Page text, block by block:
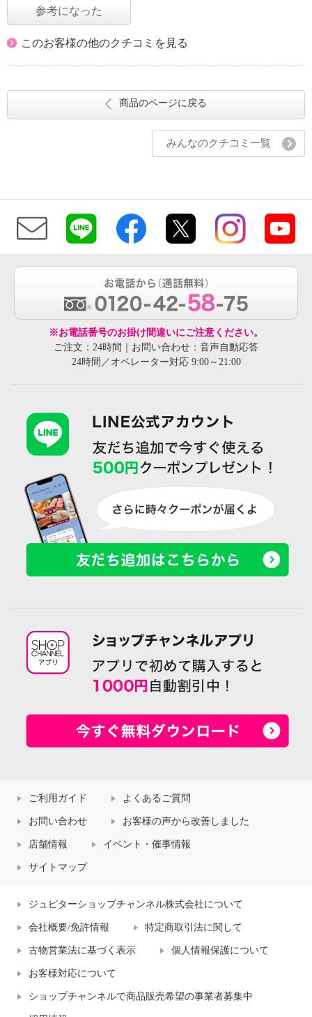
参考になった
このお客様の他のクチコミを見る
商品のページに戻る
みんなのクチコミ一覧
※お電話番号のお掛け間違いにご注意ください。
ご注文：24時間｜お問い合わせ：音声自動応答
24時間／オペレーター対応 9:00～21:00
ご利用ガイド よくあるご質問
お問い合わせ お客様の声から改善しました
店舗情報 イベント・催事情報
サイトマップ
ジュピターショップチャンネル株式会社について
会社概要/免許情報 特定商取引法に関して
古物営業法に基づく表示 個人情報保護について
お客様対応について
ショップチャンネルで商品販売希望の事業者募集中